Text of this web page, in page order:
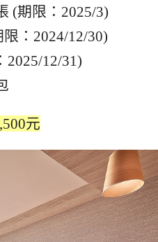
(期限：2025/3)
：2024/12/30)
2025/12/31)
元